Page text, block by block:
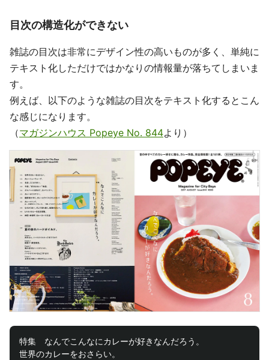
目次の構造化ができない
雑誌の目次は非常にデザイン性の高いものが多く、単純に
テキスト化しただけではかなりの情報量が落ちてしまいま
す。
例えば、以下のような雑誌の目次をテキスト化するとこん
な感じになります。
（マガジンハウス Popeye No. 844より）
特集　なんでこんなにカレーが好きなんだろう。
世界のカレーをおさらい。